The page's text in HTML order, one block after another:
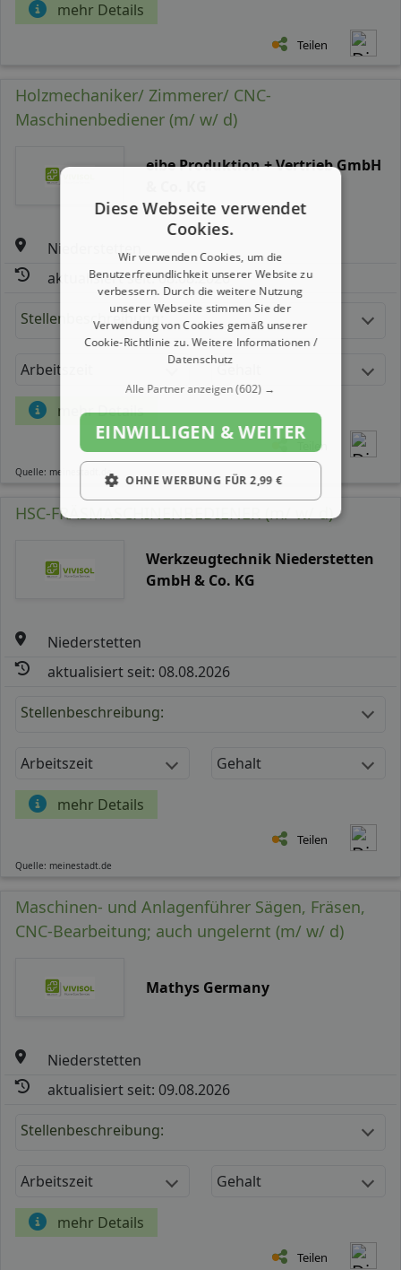
mehr Details
Teilen
Holzmechaniker/ Zimmerer/ CNC-
Maschinenbediener (m/ w/ d)
eibe Produktion + Vertrieb GmbH
Niederstetten
aktualisiert seit: 08.08.2026
Stellenbeschreibung:
Arbeitszeit Gehalt
mehr Details
Teilen
Quelle: meinestadt.de
HSC-FRÄSMASCHINENBEDIENER (m/ w/ d)
Werkzeugtechnik Niederstetten
GmbH & Co. KG
Niederstetten
aktualisiert seit: 08.08.2026
Stellenbeschreibung:
Arbeitszeit Gehalt
mehr Details
Teilen
Quelle: meinestadt.de
Maschinen- und Anlagenführer Sägen, Fräsen,
CNC-Bearbeitung; auch ungelernt (m/ w/ d)
Mathys Germany
Niederstetten
aktualisiert seit: 09.08.2026
Stellenbeschreibung:
Arbeitszeit Gehalt
mehr Details
Teilen
Diese Webseite verwendet
Cookies.
Wir verwenden Cookies, um die
Benutzerfreundlichkeit unserer Website zu
verbessern. Durch die weitere Nutzung
unserer Webseite stimmen Sie der
Verwendung von Cookies gemäß unserer
Cookie-Richtlinie zu.Weitere Informationen /
Datenschutz
Alle Partner anzeigen(602) →
EINWILLIGEN & WEITER
OHNE WERBUNG FÜR 2,99 €